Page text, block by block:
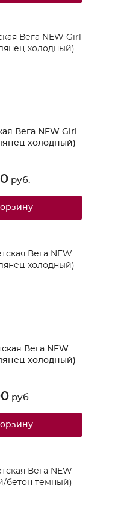
Вега NEW Girl
холодный)
руб.
Вега NEW
холодный)
руб.